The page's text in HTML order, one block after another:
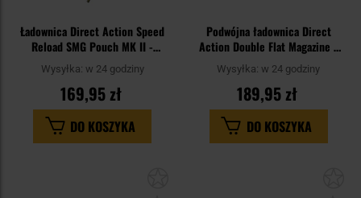
Ładownica Direct Action Speed
Reload SMG Pouch MK II -
Coyote Brown
Wysyłka: w 24 godziny
169,95 zł
DO KOSZYKA
Podwójna ładownica Direct
Action Double Flat Magazine -
Shadow Grey
Wysyłka: w 24 godziny
189,95 zł
DO KOSZYKA